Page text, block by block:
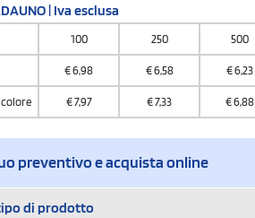
| Iva esclusa
100 250 500
€6,98 €6,58 €6,23
colore €7,97 €7,33 €6,88
preventivo e acquista online
di prodotto